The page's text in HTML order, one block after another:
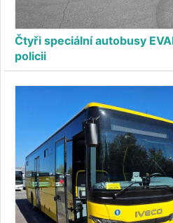
Čtyři speciální autobusy
policii